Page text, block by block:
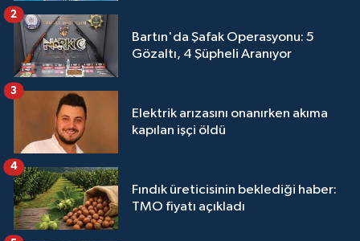
Bartın'da Şafak Operasyonu: 5
Gözaltı, 4 Şüpheli Aranıyor
2
Elektrik arızasını onanırken akıma
kapılan işçi öldü
3
Fındık üreticisinin beklediği haber:
TMO fiyatı açıkladı
4